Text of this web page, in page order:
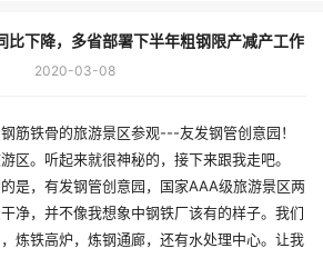
下降，多省部署下半年粗钢限产减产工作
2020-03-08
筋铁骨的旅游景区参观---友发钢管创意园！
区。听起来就很神秘的，接下来跟我走吧。
是，有发钢管创意园，国家AAA级旅游景区两
净，并不像我想象中钢铁厂该有的样子。我们
炼铁高炉，炼钢通廊，还有水处理中心。让我